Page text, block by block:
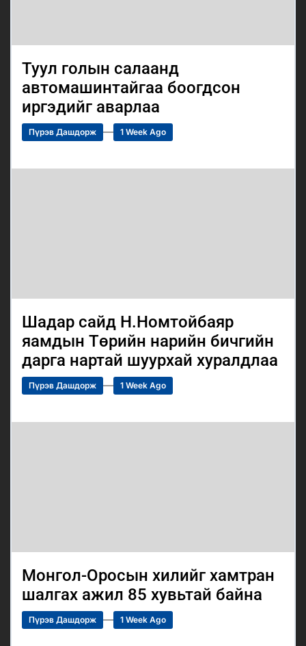
Туул голын салаанд
автомашинтайгаа боогдсон
иргэдийг аварлаа
Пүрэв Дашдорж 1 Week Ago
Шадар сайд Н.Номтойбаяр
яамдын Төрийн нарийн бичгийн
дарга нартай шуурхай хуралдлаа
Пүрэв Дашдорж 1 Week Ago
Монгол-Оросын хилийг хамтран
шалгах ажил 85 хувьтай байна
Пүрэв Дашдорж 1 Week Ago